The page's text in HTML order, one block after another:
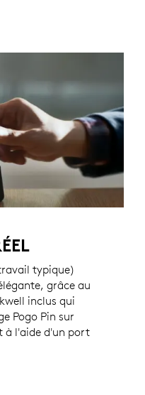
considérablement en
typique)
grâce au
inclus qui
Pogo Pin sur
à l'aide d'un port